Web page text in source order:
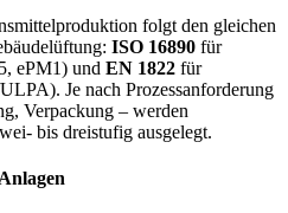
folgt den gleichen
ISO 16890 für
ePM1) und EN 1822 für
Je nach Prozessanforderung
Verpackung – werden
bis dreistufig ausgelegt.